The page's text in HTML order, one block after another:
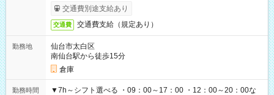
交通費別途支給あり
交通費 交通費支給（規定あり）
勤務地
仙台市太白区
南仙台駅から徒歩15分
倉庫
勤務時間
▼7h～シフト選べる ・09：00～17：00 ・12：00～20：00な